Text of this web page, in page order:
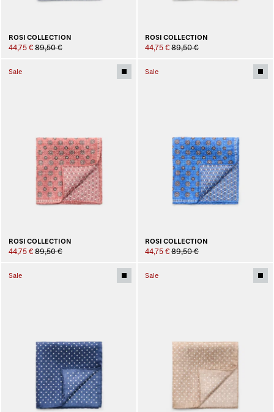
ROSI COLLECTION
44,75 € 89,50 €
ROSI COLLECTION
44,75 € 89,50 €
Sale
ROSI COLLECTION
44,75 € 89,50 €
Sale
ROSI COLLECTION
44,75 € 89,50 €
Sale Sale